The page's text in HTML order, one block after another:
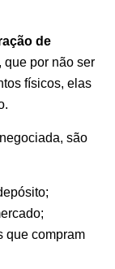
de
que por não ser
físicos, elas
são
que compram